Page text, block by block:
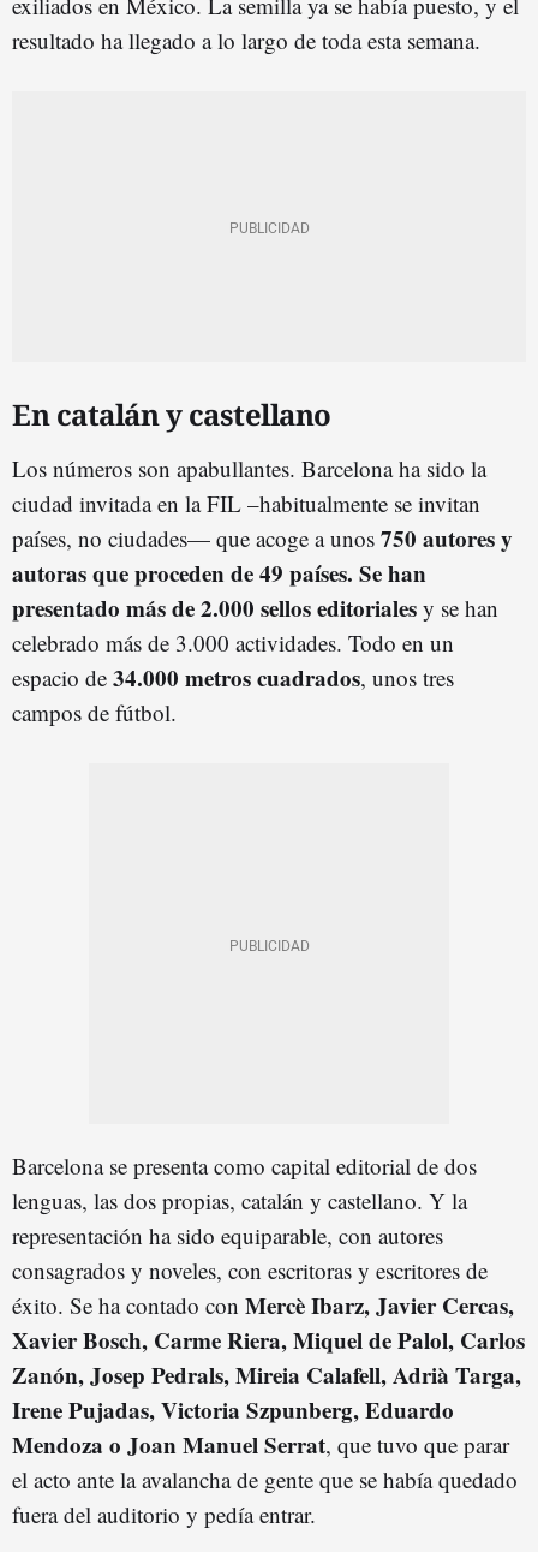
resultado ha llegado a lo largo de toda esta semana.
En catalán y castellano
Los números son apabullantes. Barcelona ha sido la
ciudad invitada en la FIL –habitualmente se invitan
países, no ciudades— que acoge a unos 750 autores y
autoras que proceden de 49 países. Se han
presentado más de 2.000 sellos editoriales y se han
celebrado más de 3.000 actividades. Todo en un
espacio de 34.000 metros cuadrados, unos tres
campos de fútbol.
Barcelona se presenta como capital editorial de dos
lenguas, las dos propias, catalán y castellano. Y la
representación ha sido equiparable, con autores
consagrados y noveles, con escritoras y escritores de
éxito. Se ha contado con Mercè Ibarz, Javier Cercas,
Xavier Bosch, Carme Riera, Miquel de Palol, Carlos
Zanón, Josep Pedrals, Mireia Calafell, Adrià Targa,
Irene Pujadas, Victoria Szpunberg, Eduardo
Mendoza o Joan Manuel Serrat, que tuvo que parar
el acto ante la avalancha de gente que se había quedado
fuera del auditorio y pedía entrar.